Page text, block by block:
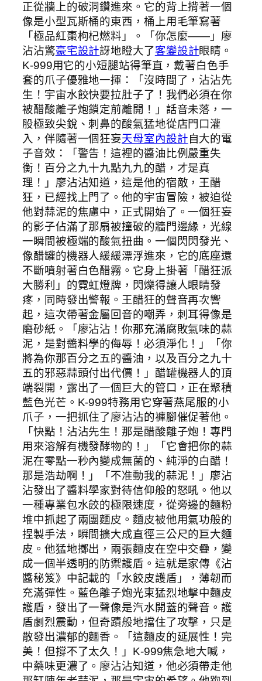
正從牆上的破洞鑽進來。它的背上揹著一個
像是小型瓦斯桶的東西，桶上用毛筆寫著
「極品紅棗枸杞燃料」。「你怎麼——」廖
沾沾驚豪宅設計訝地瞪大了客變設計眼睛。
K-999用它的小短腿站得筆直，戴著白色手
套的爪子優雅地一揮：「沒時間了，沾沾先
生！宇宙水餃快要拉肚子了！我們必須在你
被醋酸離子炮鎖定前離開！」話音未落，一
股極致尖銳、刺鼻的酸氣猛地從店門口灌
入，伴隨著一個狂妄天母室內設計自大的電
子音效：「警告！這裡的醬油比例嚴重失
衡！百分之九十九點九九的醋，才是真
理！」廖沾沾知道，這是他的宿敵，王醋
狂，已經找上門了。他的宇宙冒險，被迫從
他對蒜泥的焦慮中，正式開始了。一個狂妄
的影子佔滿了那扇被撞破的牆門邊緣，光線
一瞬間被極端的酸氣扭曲。一個閃閃發光、
像醋罐的機器人緩緩漂浮進來，它的底座還
不斷噴射著白色醋霧。它身上掛著「醋狂派
大勝利」的霓虹燈牌，閃爍得讓人眼睛發
疼，同時發出警報。王醋狂的聲音再次響
起，這次帶著金屬回音的嘲弄，刺耳得像是
磨砂紙。「廖沾沾！你那充滿腐敗氣味的蒜
泥，是對醬料學的侮辱！必須淨化！」「你
將為你那百分之五的醬油，以及百分之九十
五的邪惡蒜頭付出代價！」醋罐機器人的頂
端裂開，露出了一個巨大的管口，正在聚積
藍色光芒。K-999特務用它穿著燕尾服的小
爪子，一把抓住了廖沾沾的褲腳催促著他。
「快點！沾沾先生！那是醋酸離子炮！專門
用來溶解有機發酵物的！」「它會把你的蒜
泥在零點一秒內變成無菌的、純淨的白醋！
那是浩劫啊！」「不准動我的蒜泥！」廖沾
沾發出了醬料學家對待信仰般的怒吼。他以
一種專業包水餃的極限速度，從旁邊的麵粉
堆中抓起了兩團麵皮。麵皮被他用氣功般的
捏製手法，瞬間擴大成直徑三公尺的巨大麵
皮。他猛地擲出，兩張麵皮在空中交疊，變
成一個半透明的防禦護盾。這就是家傳《沾
醬秘笈》中記載的「水餃皮護盾」，薄韌而
充滿彈性。藍色離子炮光束猛烈地擊中麵皮
護盾，發出了一聲像是汽水開蓋的聲音。護
盾劇烈震動，但奇蹟般地擋住了攻擊，只是
散發出濃郁的麵香。「這麵皮的延展性！完
美！但撐不了太久！」K-999焦急地大喊，
中藥味更濃了。廖沾沾知道，他必須帶走他